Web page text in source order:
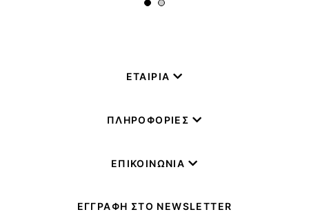
ΕΤΑΙΡΙΑ
ΠΛΗΡΟΦΟΡΙΕΣ
ΕΠΙΚΟΙΝΩΝΙΑ
ΕΓΓΡΑΦΗ ΣΤΟ NEWSLETTER